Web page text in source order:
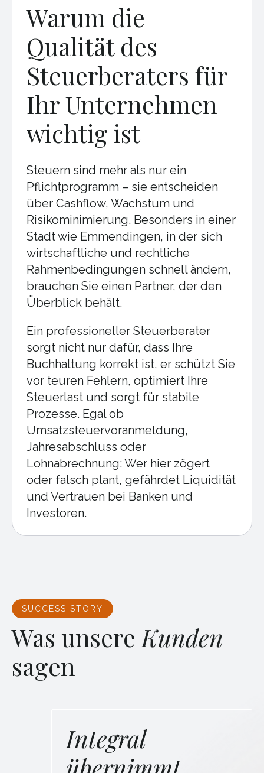
Warum die
Qualität des
Steuerberaters für
Ihr Unternehmen
wichtig ist
Steuern sind mehr als nur ein
Pflichtprogramm – sie entscheiden
über Cashflow, Wachstum und
Risikominimierung. Besonders in einer
Stadt wie Emmendingen, in der sich
wirtschaftliche und rechtliche
Rahmenbedingungen schnell ändern,
brauchen Sie einen Partner, der den
Überblick behält.
Ein professioneller Steuerberater
sorgt nicht nur dafür, dass Ihre
Buchhaltung korrekt ist, er schützt Sie
vor teuren Fehlern, optimiert Ihre
Steuerlast und sorgt für stabile
Prozesse. Egal ob
Umsatzsteuervoranmeldung,
Jahresabschluss oder
Lohnabrechnung: Wer hier zögert
oder falsch plant, gefährdet Liquidität
und Vertrauen bei Banken und
Investoren.
SUCCESS STORY
Was unsere Kunden
sagen
Integral